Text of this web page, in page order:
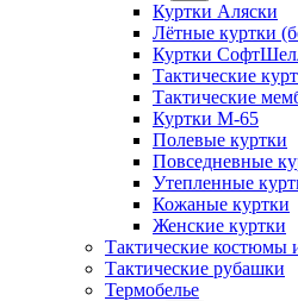
Куртки Аляски
Лётные куртки
Куртки
Тактические
Тактические
Куртки М-65
Полевые куртки
Повседневные
Утепленные
Кожаные куртки
Женские куртки
Тактические костюмы
Тактические рубашки
Термобелье